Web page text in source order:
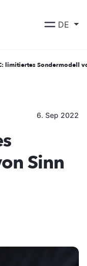
DE
limitiertes Sondermodell
6. Sep 2022
Sinn